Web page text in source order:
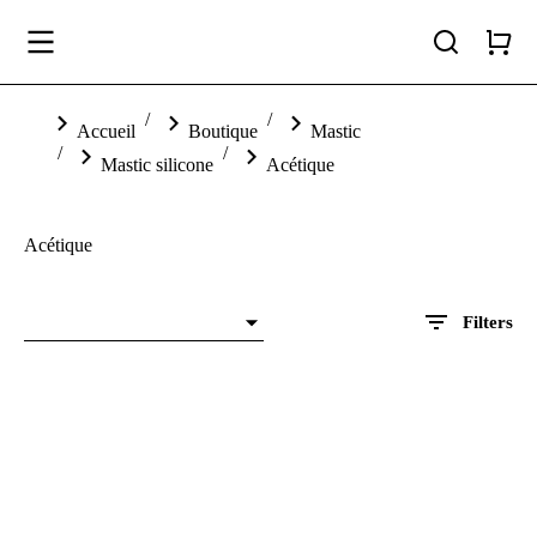
Vous êtes ici :
Accueil Boutique
Mastic
Mastic silicone
Acétique
Acétique
Filters